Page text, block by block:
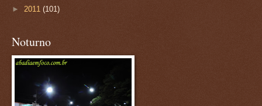
► 2011 (101)
Noturno